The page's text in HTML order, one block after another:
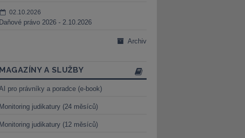
02.10.2026
Daňové právo 2026 - 2.10.2026
Archiv
MAGAZÍNY A SLUŽBY
pro právníky a poradce (e-book)
Monitoring judikatury (24 měsíců)
Monitoring judikatury (12 měsíců)